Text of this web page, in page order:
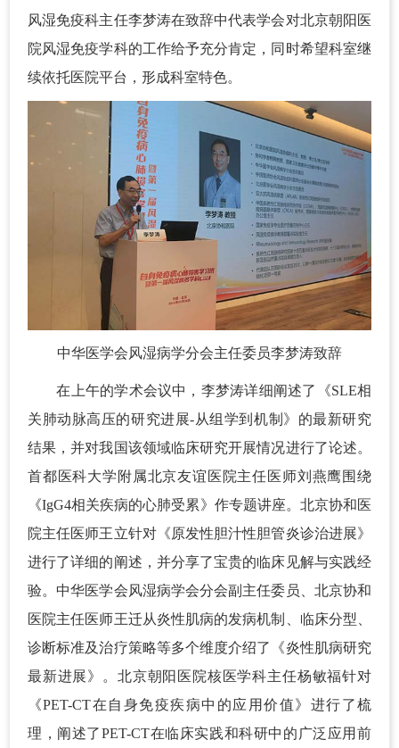
风湿免疫科主任李梦涛在致辞中代表学会对北京朝阳医
院风湿免疫学科的工作给予充分肯定，同时希望科室继
续依托医院平台，形成科室特色。
中华医学会风湿病学分会主任委员李梦涛致辞
在上午的学术会议中，李梦涛详细阐述了《SLE相
关肺动脉高压的研究进展-从组学到机制》的最新研究
结果，并对我国该领域临床研究开展情况进行了论述。
首都医科大学附属北京友谊医院主任医师刘燕鹰围绕
《IgG4相关疾病的心肺受累》作专题讲座。北京协和医
院主任医师王立针对《原发性胆汁性胆管炎诊治进展》
进行了详细的阐述，并分享了宝贵的临床见解与实践经
验。中华医学会风湿病学会分会副主任委员、北京协和
医院主任医师王迁从炎性肌病的发病机制、临床分型、
诊断标准及治疗策略等多个维度介绍了《炎性肌病研究
最新进展》。北京朝阳医院核医学科主任杨敏福针对
《PET-CT在自身免疫疾病中的应用价值》进行了梳
理，阐述了PET-CT在临床实践和科研中的广泛应用前